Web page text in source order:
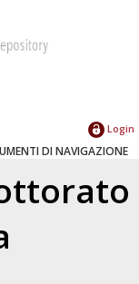
Login
DI NAVIGAZIONE